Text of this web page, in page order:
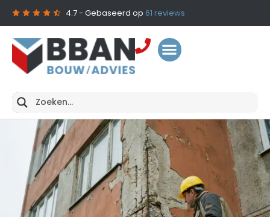
4.7- Gebaseerd op 61 reviews